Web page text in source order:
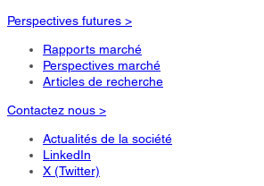
Perspectives futures >
Rapports marché
Perspectives marché
Articles de recherche
Contactez nous >
Actualités de la société
LinkedIn
X (Twitter)